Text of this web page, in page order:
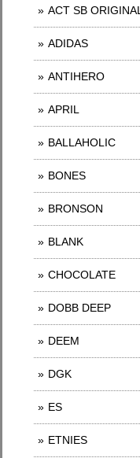
ACT SB ORIGINAL
ADIDAS
ANTIHERO
APRIL
BALLAHOLIC
BONES
BRONSON
BLANK
CHOCOLATE
DOBB DEEP
DEEM
DGK
ES
ETNIES